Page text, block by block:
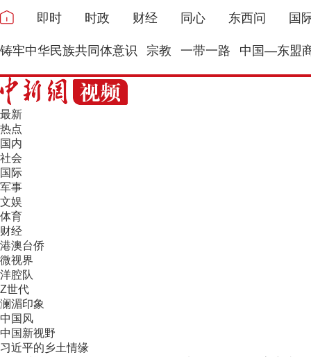
即时 时政 财经 同心 东西问 国
铸牢中华民族共同体意识 宗教 一带一路 中国—东盟
最新
热点
国内
社会
国际
军事
文娱
体育
财经
港澳台侨
微视界
洋腔队
Z世代
澜湄印象
中国风
中国新视野
习近平的乡土情缘